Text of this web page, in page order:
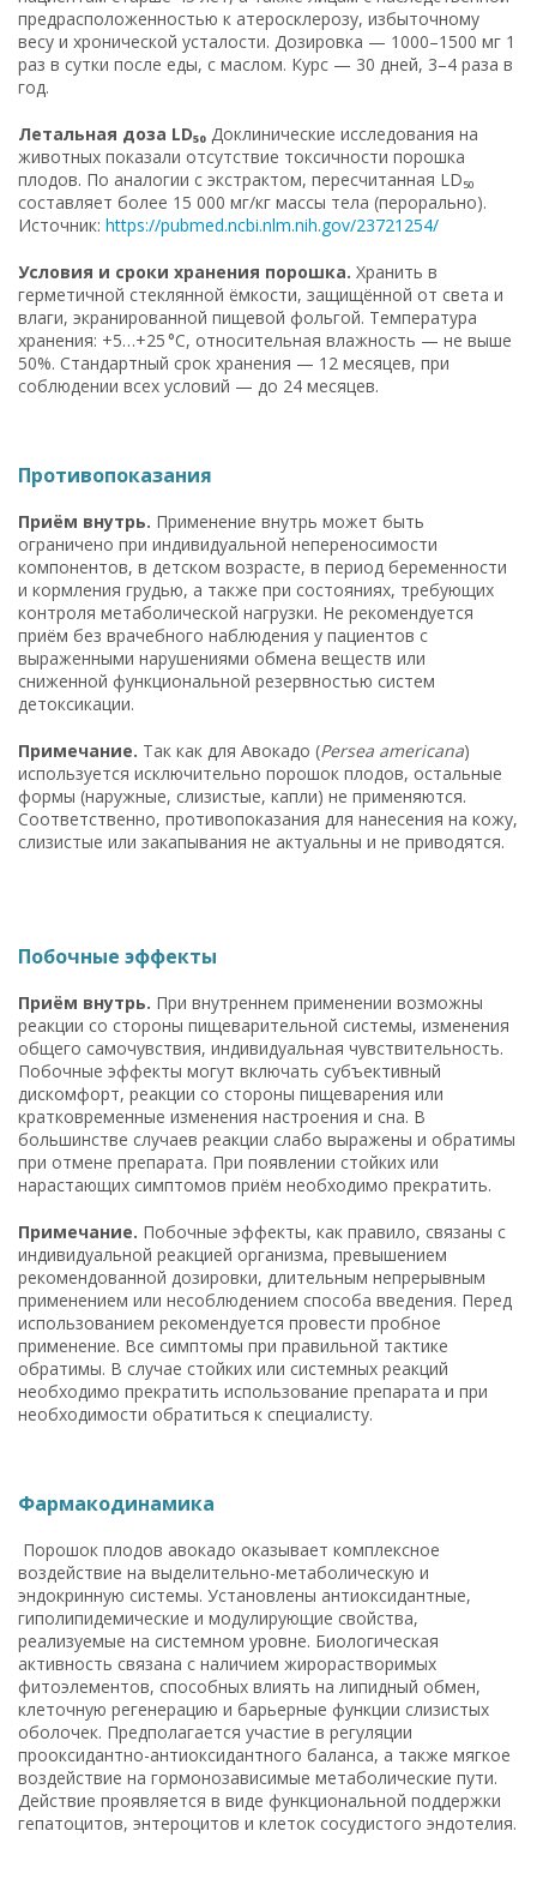
предрасположенностью к атеросклерозу, избыточному
весу и хронической усталости. Дозировка — 1000–1500 мг 1
раз в сутки после еды, с маслом. Курс — 30 дней, 3–4 раза в
год.
Летальная доза LD₅₀ Доклинические исследования на
животных показали отсутствие токсичности порошка
плодов. По аналогии с экстрактом, пересчитанная LD₅₀
составляет более 15 000 мг/кг массы тела (перорально).
Источник: https://pubmed.ncbi.nlm.nih.gov/23721254/
Условия и сроки хранения порошка. Хранить в
герметичной стеклянной ёмкости, защищённой от света и
влаги, экранированной пищевой фольгой. Температура
хранения: +5…+25 °C, относительная влажность — не выше
50%. Стандартный срок хранения — 12 месяцев, при
соблюдении всех условий — до 24 месяцев.
Противопоказания
Приём внутрь. Применение внутрь может быть
ограничено при индивидуальной непереносимости
компонентов, в детском возрасте, в период беременности
и кормления грудью, а также при состояниях, требующих
контроля метаболической нагрузки. Не рекомендуется
приём без врачебного наблюдения у пациентов с
выраженными нарушениями обмена веществ или
сниженной функциональной резервностью систем
детоксикации.
Примечание. Так как для Авокадо (Persea americana)
используется исключительно порошок плодов, остальные
формы (наружные, слизистые, капли) не применяются.
Соответственно, противопоказания для нанесения на кожу,
слизистые или закапывания не актуальны и не приводятся.
Побочные эффекты
Приём внутрь. При внутреннем применении возможны
реакции со стороны пищеварительной системы, изменения
общего самочувствия, индивидуальная чувствительность.
Побочные эффекты могут включать субъективный
дискомфорт, реакции со стороны пищеварения или
кратковременные изменения настроения и сна. В
большинстве случаев реакции слабо выражены и обратимы
при отмене препарата. При появлении стойких или
нарастающих симптомов приём необходимо прекратить.
Примечание. Побочные эффекты, как правило, связаны с
индивидуальной реакцией организма, превышением
рекомендованной дозировки, длительным непрерывным
применением или несоблюдением способа введения. Перед
использованием рекомендуется провести пробное
применение. Все симптомы при правильной тактике
обратимы. В случае стойких или системных реакций
необходимо прекратить использование препарата и при
необходимости обратиться к специалисту.
Фармакодинамика
Порошок плодов авокадо оказывает комплексное
воздействие на выделительно-метаболическую и
эндокринную системы. Установлены антиоксидантные,
гиполипидемические и модулирующие свойства,
реализуемые на системном уровне. Биологическая
активность связана с наличием жирорастворимых
фитоэлементов, способных влиять на липидный обмен,
клеточную регенерацию и барьерные функции слизистых
оболочек. Предполагается участие в регуляции
прооксидантно-антиоксидантного баланса, а также мягкое
воздействие на гормонозависимые метаболические пути.
Действие проявляется в виде функциональной поддержки
гепатоцитов, энтероцитов и клеток сосудистого эндотелия.